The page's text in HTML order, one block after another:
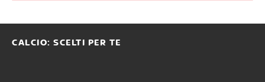
CALCIO: SCELTI PER TE